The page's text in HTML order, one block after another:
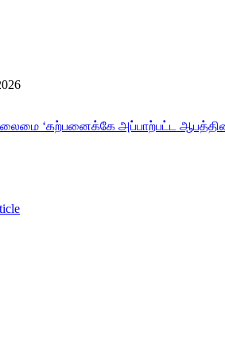
‘கற்பனைக்கே அப்பாற்பட்ட